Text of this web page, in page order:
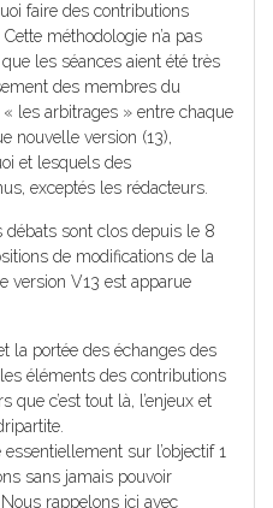
faire des contributions
méthodologie n’a pas
les séances aient été très
des membres du
les arbitrages » entre chaque
nouvelle version (13),
et lesquels des
exceptés les rédacteurs.
débats sont clos depuis le 8
de modifications de la
version V13 est apparue
la portée des échanges des
éléments des contributions
c’est tout là, l’enjeux et
sur l’objectif 1
sans jamais pouvoir
rappelons ici avec